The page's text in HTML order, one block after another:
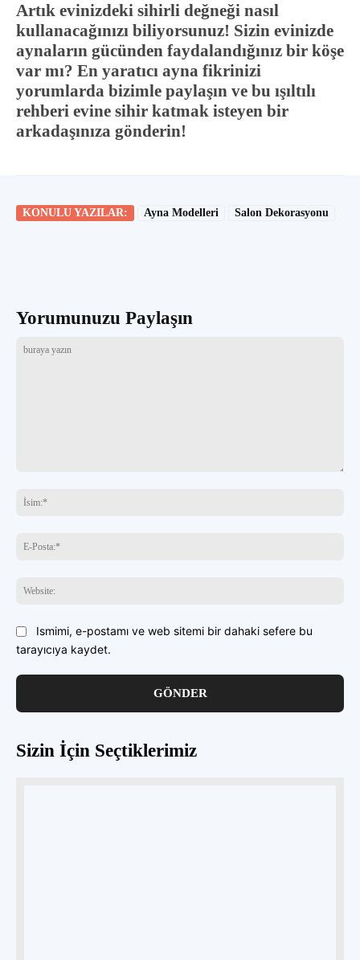
Artık evinizdeki sihirli değneği nasıl
kullanacağınızı biliyorsunuz! Sizin evinizde
aynaların gücünden faydalandığınız bir köşe
var mı? En yaratıcı ayna fikrinizi
yorumlarda bizimle paylaşın ve bu ışıltılı
rehberi evine sihir katmak isteyen bir
arkadaşınıza gönderin!
KONULU YAZILAR: Ayna Modelleri Salon Dekorasyonu
Yorumunuzu Paylaşın
yazın
Ismimi, e-postamı ve web sitemi bir dahaki sefere bu
tarayıcıya kaydet.
Sizin İçin Seçtiklerimiz